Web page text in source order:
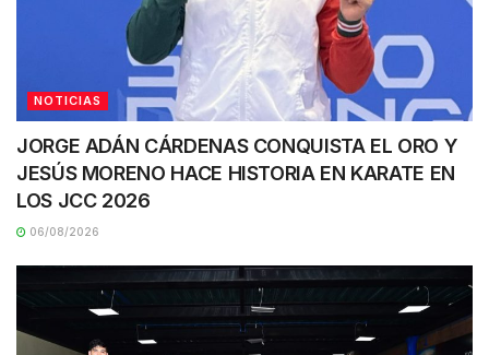
NOTICIAS
JORGE ADÁN CÁRDENAS CONQUISTA EL ORO Y
JESÚS MORENO HACE HISTORIA EN KARATE EN
LOS JCC 2026
06/08/2026